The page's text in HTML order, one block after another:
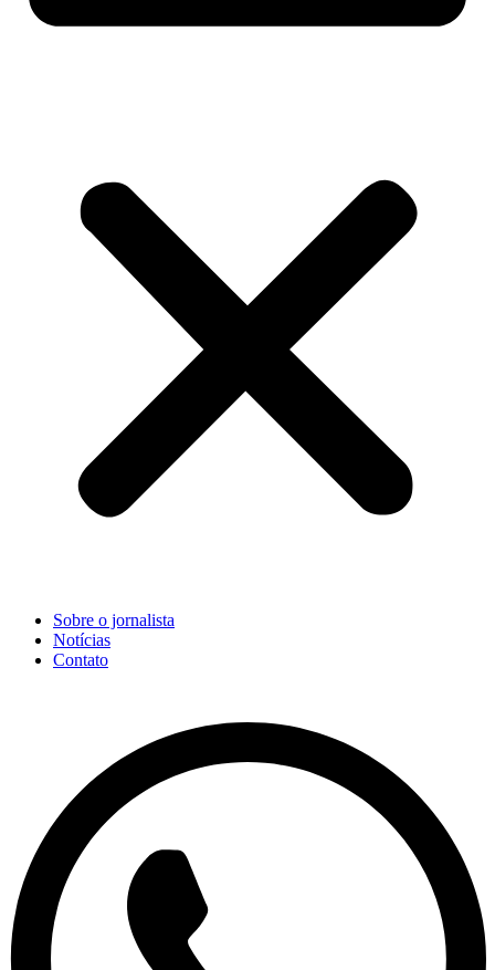
Sobre o jornalista
Notícias
Contato